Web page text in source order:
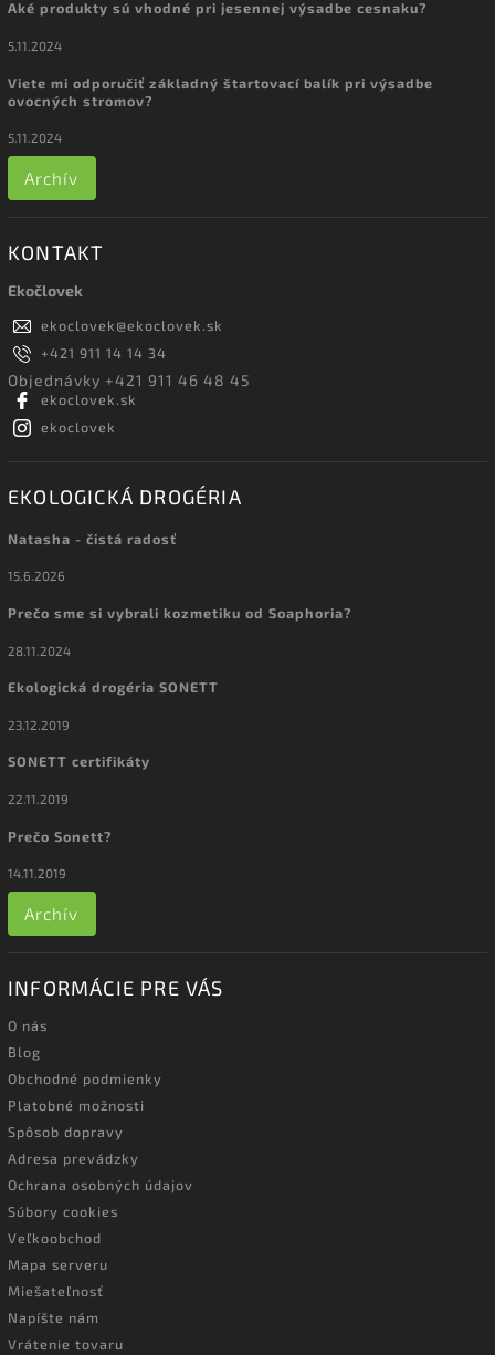
Aké produkty sú vhodné pri jesennej výsadbe cesnaku?
5.11.2024
Viete mi odporučiť základný štartovací balík pri výsadbe
ovocných stromov?
5.11.2024
Archív
KONTAKT
Ekočlovek
ekoclovek@ekoclovek.sk
+421 911 14 14 34
Objednávky +421 911 46 48 45
ekoclovek.sk
ekoclovek
EKOLOGICKÁ DROGÉRIA
Natasha - čistá radosť
15.6.2026
Prečo sme si vybrali kozmetiku od Soaphoria?
28.11.2024
Ekologická drogéria SONETT
23.12.2019
SONETT certifikáty
22.11.2019
Prečo Sonett?
14.11.2019
Archív
INFORMÁCIE PRE VÁS
O nás
Blog
Obchodné podmienky
Platobné možnosti
Spôsob dopravy
Adresa prevádzky
Ochrana osobných údajov
Súbory cookies
Veľkoobchod
Mapa serveru
Miešateľnosť
Napíšte nám
Vrátenie tovaru